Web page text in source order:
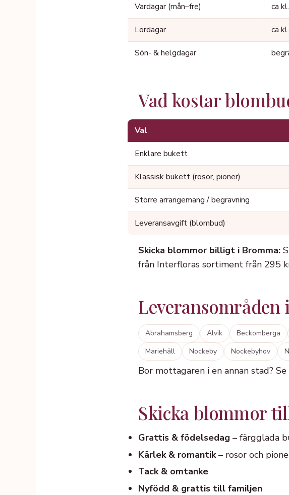
Vardagar (mån–fre) ca
Lördagar ca
Sön- & helgdagar
Vad kostar
Val
Enklare bukett
Klassisk bukett (rosor, pioner)
Större arrangemang / begravning
Leveransavgift (blombud)
Skicka blommor billigt i Bromma:
från Interfloras sortiment från 295
Leveransområden
Abrahamsberg Alvik Beckomberga
Mariehäll
Nockeby Nockebyhov
Bor mottagaren i en annan stad?
Skicka blommor
Grattis & födelsedag – färgglada
Kärlek & romantik– rosor och
Tack & omtanke
Nyfödd & grattis till familjen